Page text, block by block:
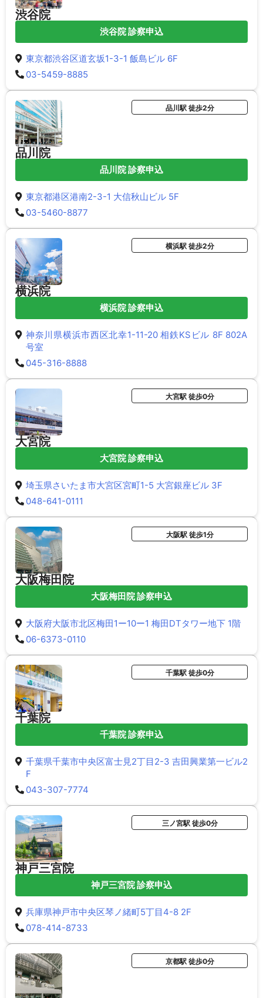
渋谷院
渋谷院 診察申込
東京都渋谷区道玄坂1-3-1 飯島ビル 6F
03-5459-8885
品川院
品川駅 徒歩2分
品川院 診察申込
東京都港区港南2-3-1 大信秋山ビル 5F
03-5460-8877
横浜院
横浜駅 徒歩2分
横浜院 診察申込
神奈川県横浜市西区北幸1-11-20 相鉄KSビル 8F 802A
号室
045-316-8888
大宮院
大宮駅 徒歩0分
大宮院 診察申込
埼玉県さいたま市大宮区宮町1-5 大宮銀座ビル 3F
048-641-0111
大阪梅田院
大阪駅 徒歩1分
大阪梅田院 診察申込
大阪府大阪市北区梅田1ー10ー1 梅田DTタワー地下 1階
06-6373-0110
千葉院
千葉駅 徒歩0分
千葉院 診察申込
千葉県千葉市中央区富士見2丁目2-3 吉田興業第一ビル2
F
043-307-7774
神戸三宮院
三ノ宮駅 徒歩0分
神戸三宮院 診察申込
兵庫県神戸市中央区琴ノ緒町5丁目4-8 2F
078-414-8733
京都駅 徒歩0分